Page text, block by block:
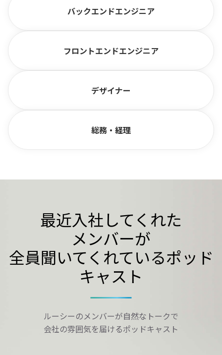
バックエンドエンジニア
フロントエンドエンジニア
デザイナー
総務・経理
最近入社してくれた
メンバーが
全員聞いてくれているポッド
キャスト
ルーシーのメンバーが自然なトークで
会社の雰囲気を届けるポッドキャスト